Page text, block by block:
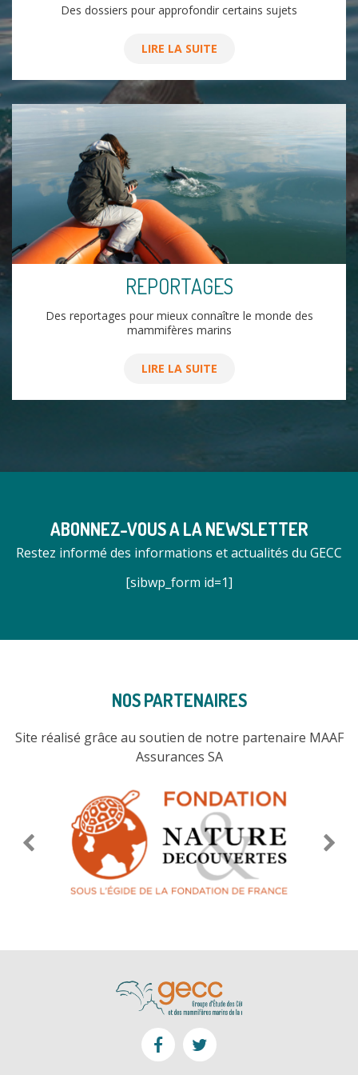
Des dossiers pour approfondir certains sujets
LIRE LA SUITE
REPORTAGES
Des reportages pour mieux connaître le monde des
mammifères marins
LIRE LA SUITE
ABONNEZ-VOUS A LA NEWSLETTER
Restez informé des informations et actualités du GECC
[sibwp_form id=1]
NOS PARTENAIRES
Site réalisé grâce au soutien de notre partenaire MAAF
Assurances SA